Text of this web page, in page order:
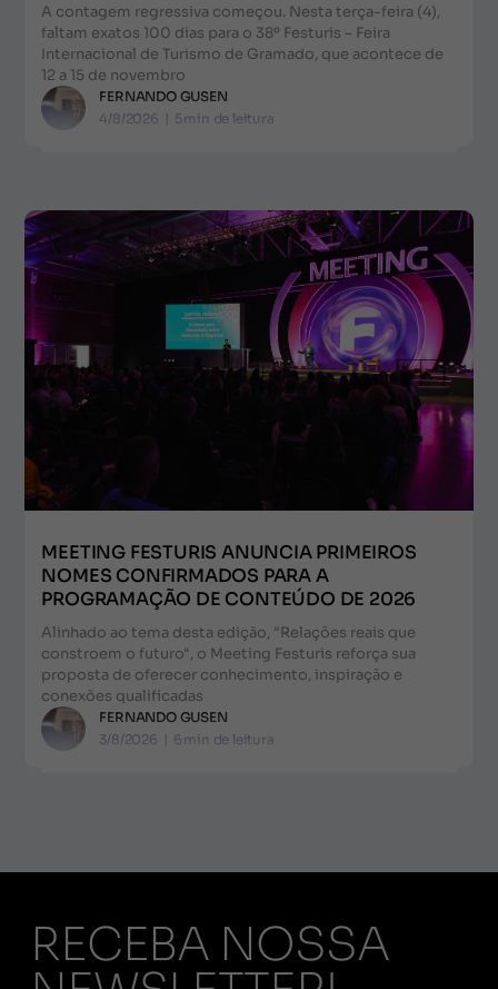
A contagem regressiva começou. Nesta terça-feira (4),
faltam exatos 100 dias para o 38º Festuris – Feira
Internacional de Turismo de Gramado, que acontece de
12 a 15 de novembro
FERNANDO GUSEN
4/8/2026 | 5min de leitura
MEETING FESTURIS ANUNCIA PRIMEIROS
NOMES CONFIRMADOS PARA A
PROGRAMAÇÃO DE CONTEÚDO DE 2026
Alinhado ao tema desta edição, "Relações reais que
constroem o futuro", o Meeting Festuris reforça sua
proposta de oferecer conhecimento, inspiração e
conexões qualificadas
FERNANDO GUSEN
3/8/2026 | 6 min de leitura
RECEBA NOSSA